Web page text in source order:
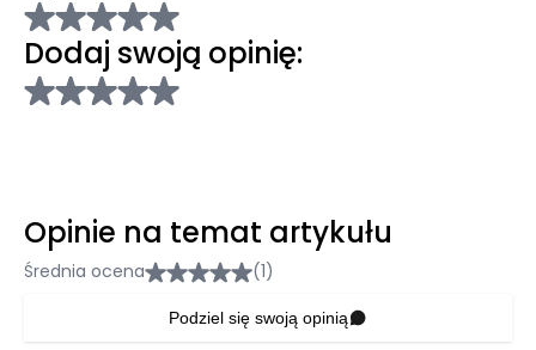
Dodaj swoją opinię:
Opinie na temat artykułu
Średnia ocena (1)
Podziel się swoją opinią